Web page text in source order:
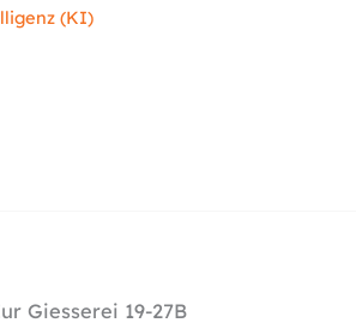
(KI)
Giesserei 19-27B